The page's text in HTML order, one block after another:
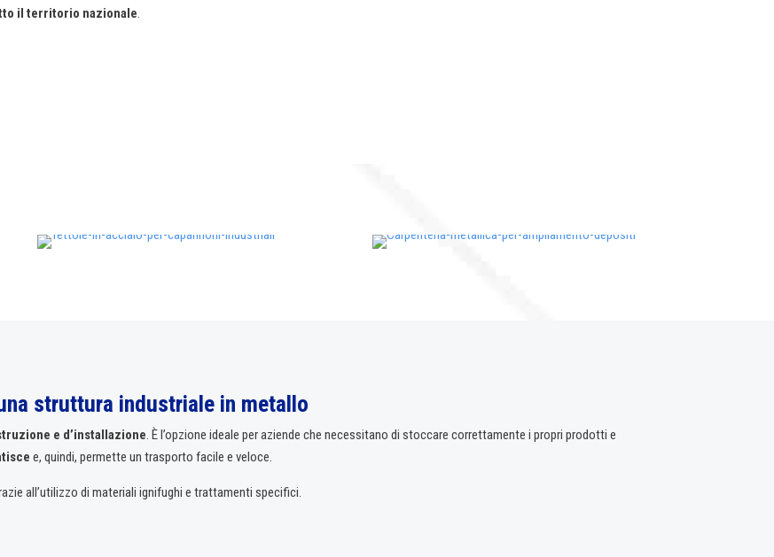
il territorio nazionale.
struttura industriale in metallo
e d’installazione. È l’opzione ideale per aziende che necessitano di stoccare correttamente i propri prodotti e
e, quindi, permette un trasporto facile e veloce.
all’utilizzo di materiali ignifughi e trattamenti specifici.